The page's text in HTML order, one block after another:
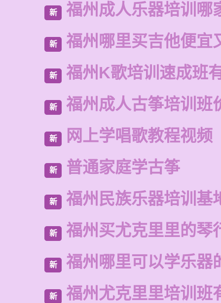
新 福州成人乐器培训哪
新 福州哪里买吉他便宜
新 福州K歌培训速成班
新 福州成人古筝培训班
新 网上学唱歌教程视频
新 普通家庭学古筝
新 福州民族乐器培训基
新 福州买尤克里里的琴
新 福州哪里可以学乐器
新 福州尤克里里培训班